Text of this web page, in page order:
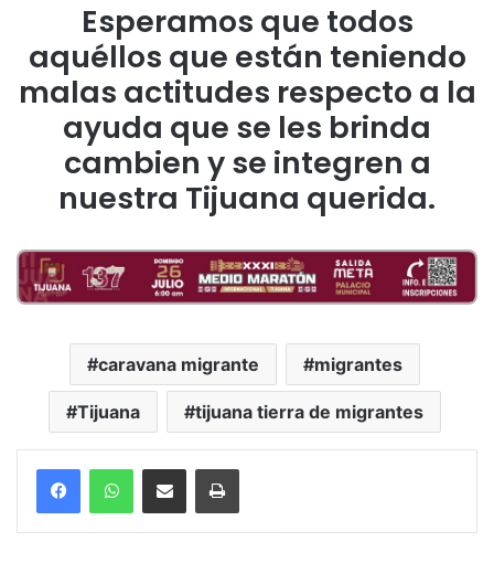
Esperamos que todos
aquéllos que están teniendo
malas actitudes respecto a la
ayuda que se les brinda
cambien y se integren a
nuestra Tijuana querida.
caravana migrante migrantes
Tijuana tijuana tierra de migrantes
Compartir por correo electrónicoImprimir